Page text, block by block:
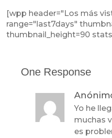
[wpp header="Los más
range="last7days"
thumbnail_height=90
One Response
Yo he
muchas
es